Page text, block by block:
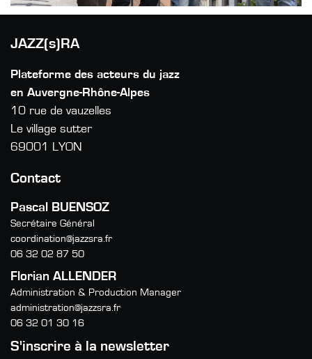
JAZZ(s)RA
Plateforme des acteurs du jazz
en Auvergne-Rhône-Alpes
10 rue de vauzelles
Le village sutter
69001 LYON
Contact
Pascal BUENSOZ
Secrétaire Général
coordination@jazzsra.fr
06 32 02 87 50
Florian ALLENDER
Administration & Production Manager
administration@jazzsra.fr
06 32 01 30 16
S'inscrire à la newsletter